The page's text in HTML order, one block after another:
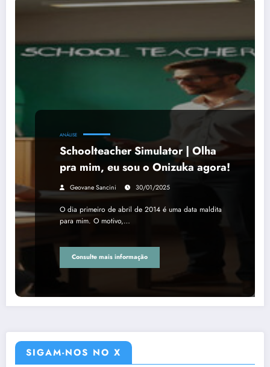
ANÁLISE
Schoolteacher Simulator | Olha
pra mim, eu sou o Onizuka agora!
Geovane Sancini 30/01/2025
O dia primeiro de abril de 2014 é uma data maldita
para mim. O motivo,…
Consulte mais informação
SIGAM-NOS NO X